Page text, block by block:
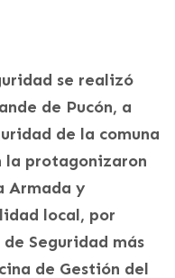
se realizó
de Pucón, a
de la comuna
la protagonizaron
Armada y
local, por
Seguridad más
de Gestión del